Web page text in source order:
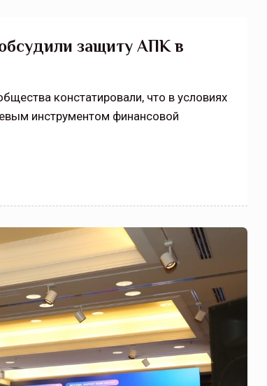
защиту АПК в
констатировали, что в условиях
инструментом финансовой